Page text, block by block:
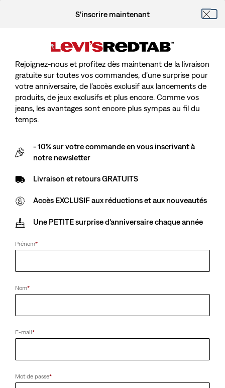
S'inscrire maintenant
Rejoignez-nous et profitez dès maintenant de la livraison
gratuite sur toutes vos commandes, d’une surprise pour
votre anniversaire, de l’accès exclusif aux lancements de
produits, de jeux exclusifs et plus encore. Comme vos
jeans, les avantages sont encore plus sympas au fil du
temps.
- 10% sur votre commande en vous inscrivant à
notre newsletter
Livraison et retours GRATUITS
Accès EXCLUSIF aux réductions et aux nouveautés
Une PETITE surprise d'anniversaire chaque année
Prénom*
Nom*
E-mail*
Mot de passe*